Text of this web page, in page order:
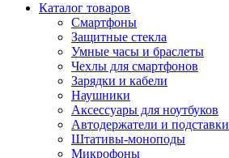
Каталог товаров
Смартфоны
Защитные стекла
Умные часы и браслеты
Чехлы для смартфонов
Зарядки и кабели
Наушники
Аксессуары для ноутбуков
Автодержатели и подставки
Штативы-моноподы
Микрофоны